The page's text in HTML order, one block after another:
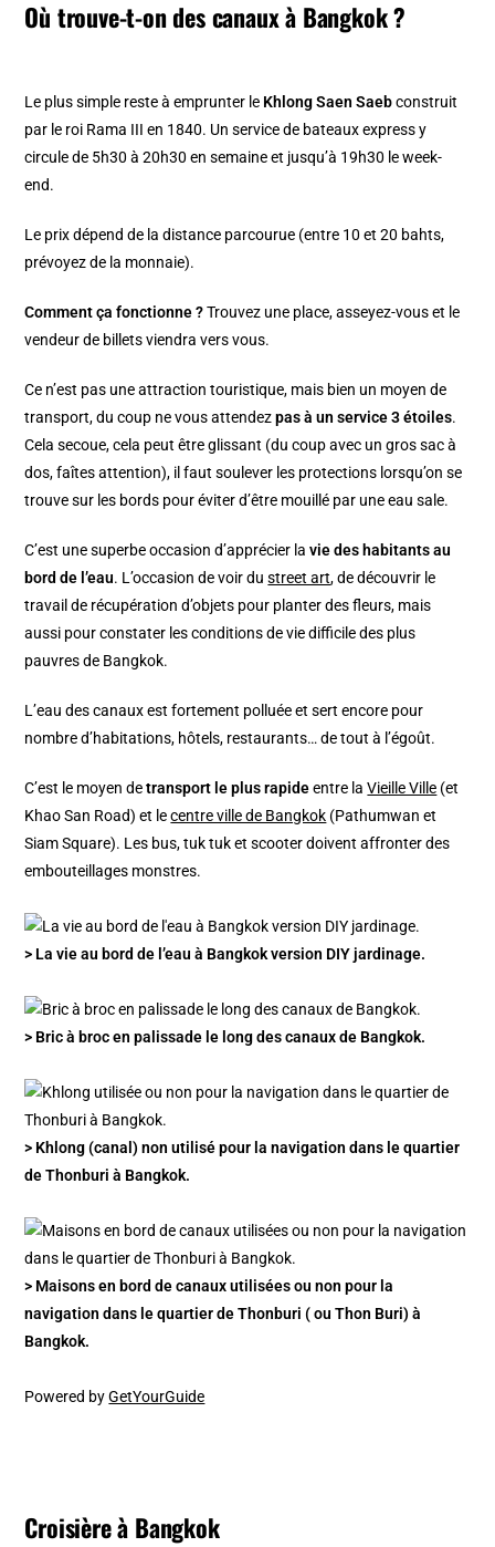
Où trouve-t-on des canaux à Bangkok ?
Le plus simple reste à emprunter le Khlong Saen Saebconstruit
par le roi Rama III en 1840. Un service de bateaux express y
circule de 5h30 à 20h30 en semaine et jusqu’à 19h30 le week-
end.
Le prix dépend de la distance parcourue (entre 10 et 20 bahts,
prévoyez de la monnaie).
Comment ça fonctionne ?Trouvez une place, asseyez-vous et le
vendeur de billets viendra vers vous.
Ce n’est pas une attraction touristique, mais bien un moyen de
transport, du coup ne vous attendezpas à un service 3 étoiles.
Cela secoue, cela peut être glissant (du coup avec un gros sac à
dos, faîtes attention), il faut soulever les protections lorsqu’on se
trouve sur les bords pour éviter d’être mouillé par une eau sale.
C’est une superbe occasion d’apprécier lavie des habitants au
bord de l’eau. L’occasion de voir dustreet art, de découvrir le
travail de récupération d’objets pour planter des fleurs, mais
aussi pour constater les conditions de vie difficile des plus
pauvres de Bangkok.
L’eau des canaux est fortement polluée et sert encore pour
nombre d’habitations, hôtels, restaurants… de tout à l’égoût.
C’est le moyen detransport le plus rapideentre laVieille Ville (et
Khao San Road) et lecentre ville de Bangkok (Pathumwan et
Siam Square). Les bus, tuk tuk et scooter doivent affronter des
embouteillages monstres.
> La vie au bord de l’eau à Bangkok version DIY jardinage.
> Bric à broc en palissade le long des canaux de Bangkok.
> Khlong (canal) non utilisé pour la navigation dans le quartier
de Thonburi à Bangkok.
> Maisons en bord de canaux utilisées ou non pour la
navigation dans le quartier de Thonburi ( ou Thon Buri) à
Bangkok.
Powered byGetYourGuide
Croisière à Bangkok